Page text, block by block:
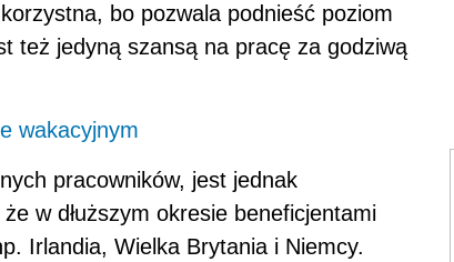
bo pozwala podnieść poziom
też jedyną szansą na pracę za godziwą
wakacyjnym
pracowników, jest jednak
w dłuższym okresie beneficjentami
Irlandia, Wielka Brytania i Niemcy.